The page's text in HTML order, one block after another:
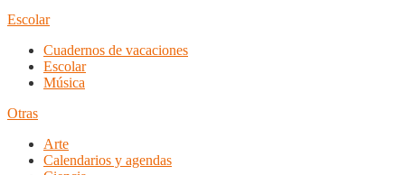
Escolar
Cuadernos de vacaciones
Escolar
Música
Otras
Arte
Calendarios y agendas